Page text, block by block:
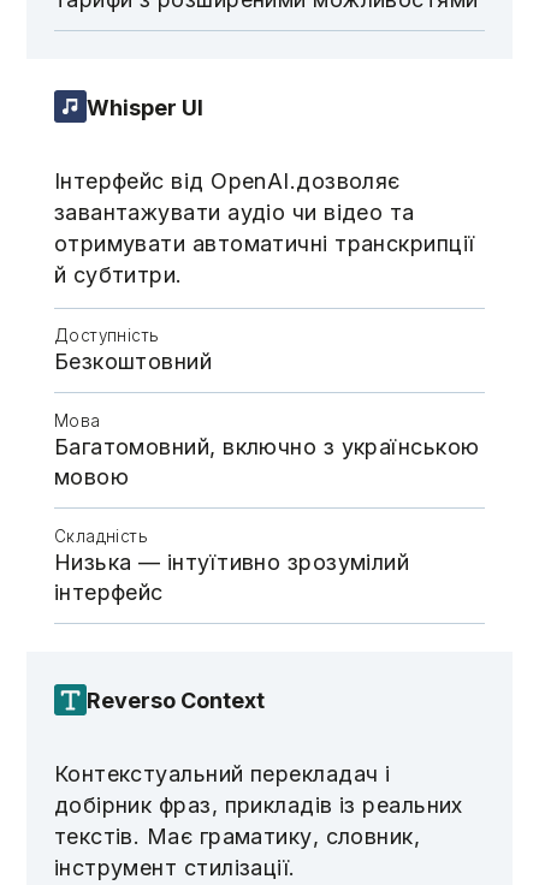
Whisper UI
Інтерфейс від OpenAI.дозволяє
завантажувати аудіо чи відео та
отримувати автоматичні транскрипції
й субтитри.
Доступність
Безкоштовний
Мова
Багатомовний, включно з українською
мовою
Складність
Низька — інтуїтивно зрозумілий
інтерфейс
Reverso Context
Контекстуальний перекладач і
добірник фраз, прикладів із реальних
текстів. Має граматику, словник,
інструмент стилізації.